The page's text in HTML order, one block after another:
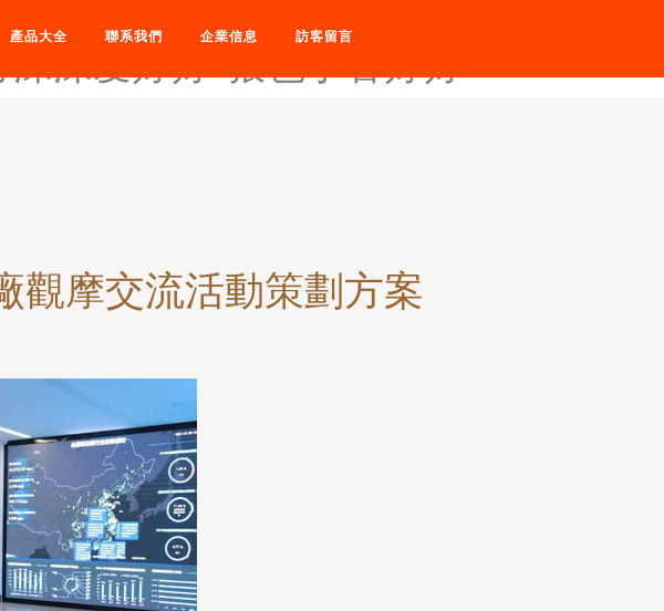
放-狠狠综合网-狠狠做深-狠狠做深
產品大全 聯系我們 企業信息 訪客留言
觀摩交流活動策劃方案